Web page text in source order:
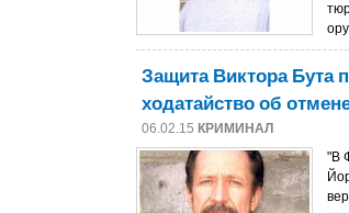
Защита Виктора Бута
ходатайство об
06.02.15 КРИМИНАЛ
"В